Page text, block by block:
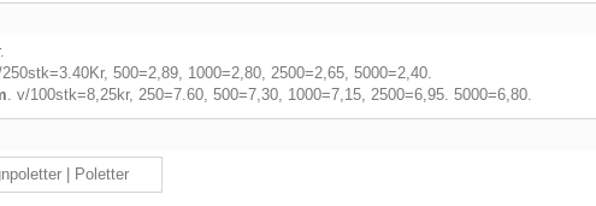
250stk=3.40Kr, 500=2,89, 1000=2,80, 2500=2,65, 5000=2,40.
. v/100stk=8,25kr, 250=7.60, 500=7,30, 1000=7,15, 2500=6,95. 5000=6,80.